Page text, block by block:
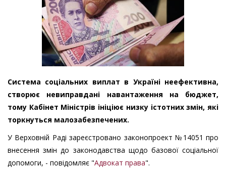
Система соціальних виплат в Україні неефективна,
створює невиправдані навантаження на бюджет,
тому Кабінет Міністрів ініціює низку істотних змін, які
торкнуться малозабезпечених.
У Верховній Раді зареєстровано законопроект №14051 про
внесення змін до законодавства щодо базової соціальної
допомоги, - повідомляє "Адвокат права".